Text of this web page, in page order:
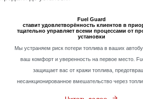
Читать далее
Благодаря установке, выполняемой без
конструкции бака, система закрепляется
механизм защиты, позволяющий